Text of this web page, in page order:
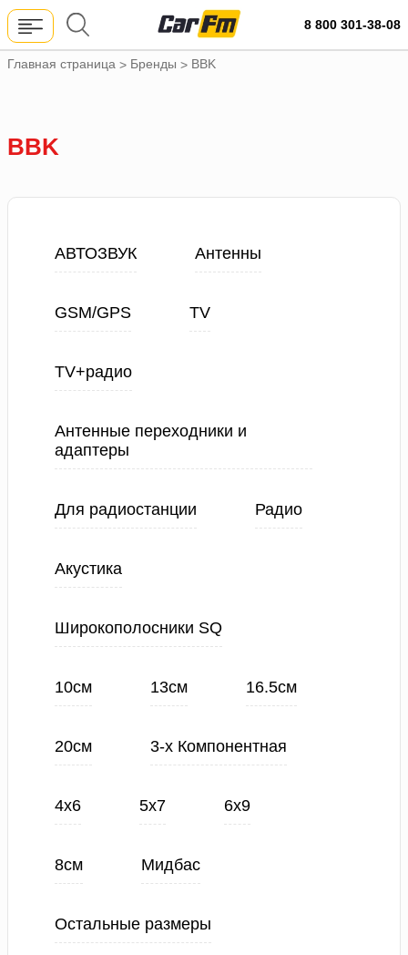
8 800 301-38-08
Главная страница > Бренды > BBK
BBK
АВТОЗВУК Антенны
GSM/GPS TV
TV+радио
Антенные переходники и
адаптеры
Для радиостанции Радио
Акустика
Широкополосники SQ
10см 13см 16.5см
20см 3-х Компонентная
4х6 5х7 6х9
8см Мидбас
Остальные размеры